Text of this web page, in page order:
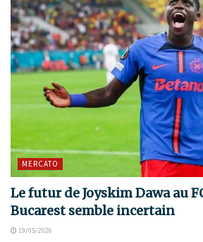
MERCATO
Le futur de Joyskim Dawa au
Bucarest semble incertain
19/05/2026